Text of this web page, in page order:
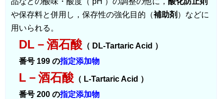
や保存料と併用し，保存性の強化目的（補助剤 ）などに
用いられる。
DL－酒石酸 （ DL-Tartaric Acid ）
番号 199 の指定添加物
L－酒石酸 （ L-Tartaric Acid ）
番号 200 の指定添加物